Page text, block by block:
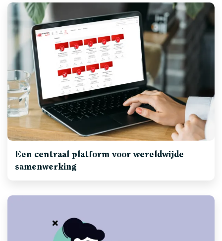
Een centraal platform voor wereldwijde
samenwerking